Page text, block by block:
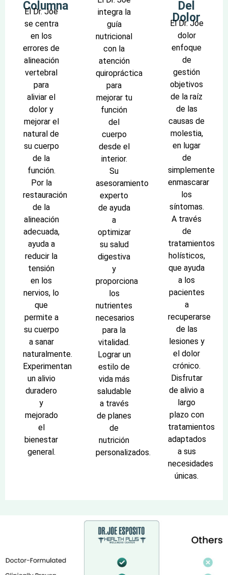
Columna
El Dr. Joe
se centra
en los
errores de
alineación
vertebral
para
aliviar el
dolor y
mejorar el
natural de
su cuerpo
de la
función.
Por la
restauración
de la
alineación
adecuada,
ayuda a
reducir la
tensión
en los
nervios, lo
que
permite a
su cuerpo
a sanar
naturalmente.
Experimentan
un alivio
duradero
y
mejorado
el
bienestar
general.
integra la
guía
nutricional
con la
atención
quiropráctica
para
mejorar tu
función
del
cuerpo
desde el
interior.
Su
asesoramiento
experto
de ayuda
a
optimizar
su salud
digestiva
y
proporciona
los
nutrientes
necesarios
para la
vitalidad.
Lograr un
estilo de
vida más
saludable
a través
de planes
de
nutrición
personalizados.
Del
Dolor
El Dr. Joe
dolor
enfoque
de
gestión
objetivos
de la raíz
de las
causas de
molestia,
en lugar
de
simplemente
enmascarar
los
síntomas.
A través
de
tratamientos
holísticos,
que ayuda
a los
pacientes
a
recuperarse
de las
lesiones y
el dolor
crónico.
Disfrutar
de alivio a
largo
plazo con
tratamientos
adaptados
a sus
necesidades
únicas.